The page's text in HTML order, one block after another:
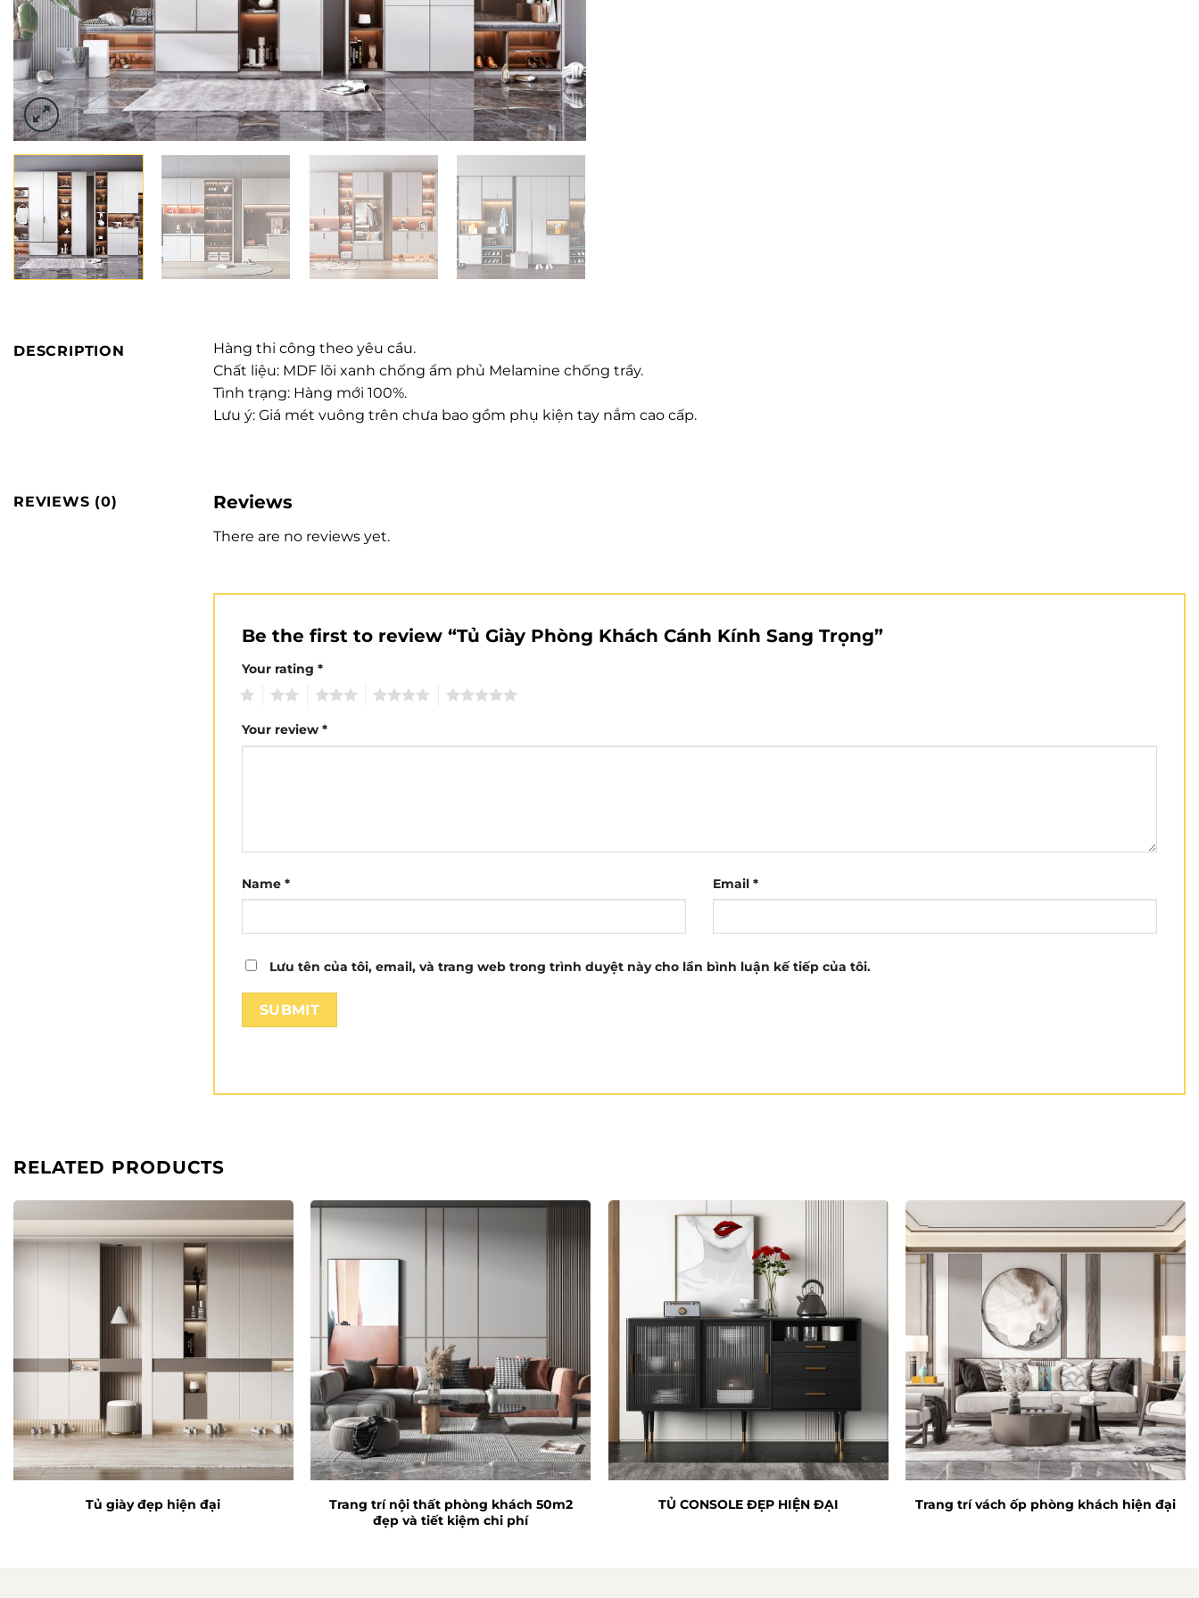
DESCRIPTION
Hàng thi công theo yêu cầu.
Chất liệu: MDF lõi xanh chống ẩm phủ Melamine chống trầy.
Tình trạng: Hàng mới 100%.
Lưu ý: Giá mét vuông trên chưa bao gồm phụ kiện tay nắm cao cấp.
REVIEWS (0) Reviews
There are no reviews yet.
Be the first to review “Tủ Giày Phòng Khách Cánh Kính Sang Trọng”
Your rating *
Your review *
Name * Email *
Lưu tên của tôi, email, và trang web trong trình duyệt này cho lần bình luận kế tiếp của tôi.
RELATED PRODUCTS
Tủ giày đẹp hiện đại
Trang trí nội thất phòng khách 50m2
đẹp và tiết kiệm chi phí
TỦ CONSOLE ĐẸP HIỆN ĐẠI Trang trí vách ốp phòng khách hiện đại